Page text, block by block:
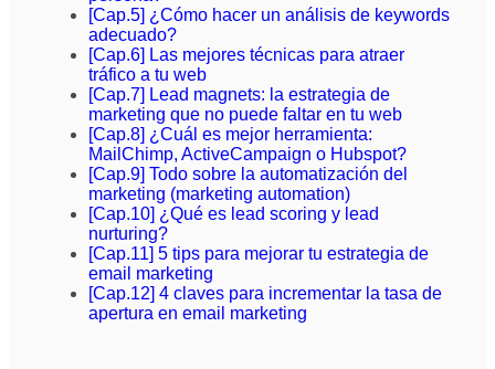
[Cap.5] ¿Cómo hacer un análisis de keywords
adecuado?
[Cap.6] Las mejores técnicas para atraer
tráfico a tu web
[Cap.7] Lead magnets: la estrategia de
marketing que no puede faltar en tu web
[Cap.8] ¿Cuál es mejor herramienta:
MailChimp, ActiveCampaign o Hubspot?
[Cap.9] Todo sobre la automatización del
marketing (marketing automation)
[Cap.10] ¿Qué es lead scoring y lead
nurturing?
[Cap.11] 5 tips para mejorar tu estrategia de
email marketing
[Cap.12] 4 claves para incrementar la tasa de
apertura en email marketing